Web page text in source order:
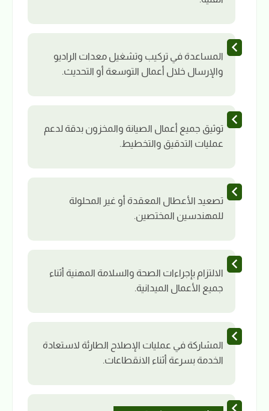
المساعدة في تركيب وتشغيل معدات الراديو
والإرسال خلال أعمال التوسعة أو التحديث.
توثيق جميع أعمال الصيانة والمخزون بدقة لدعم
عمليات التدقيق والتخطيط.
تصعيد الأعطال المعقدة أو غير المحلولة
للمهندسين المختصين.
الالتزام بإجراءات الصحة والسلامة المهنية أثناء
جميع الأعمال الميدانية.
المشاركة في عمليات الإصلاح الطارئة لاستعادة
الخدمة بسرعة أثناء الانقطاعات.